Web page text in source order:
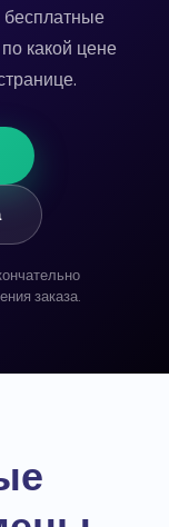
какой цене
заказа.